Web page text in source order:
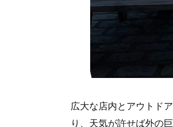
広大な店内とアウトド
り、天気が許せば外の